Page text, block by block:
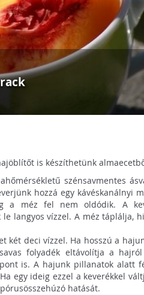
is készíthetünk
szénsavmentes
hozzá egy kávéskanálnyi
a méz fel nem oldódik. A
langyos vízzel. A méz táplálja,
két deci vízzel. Ha hosszú a
folyadék eltávolítja a
is. A hajunk pillanatok alatt
egy ideig ezzel a keverékkel
hatását.